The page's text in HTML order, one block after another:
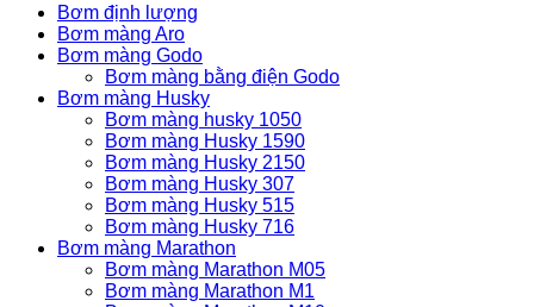
Bơm định lượng
Bơm màng Aro
Bơm màng Godo
Bơm màng bằng điện Godo
Bơm màng Husky
Bơm màng husky 1050
Bơm màng Husky 1590
Bơm màng Husky 2150
Bơm màng Husky 307
Bơm màng Husky 515
Bơm màng Husky 716
Bơm màng Marathon
Bơm màng Marathon M05
Bơm màng Marathon M1